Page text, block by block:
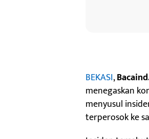
BEKASI,
menegaskan
menyusul
terperosok ke